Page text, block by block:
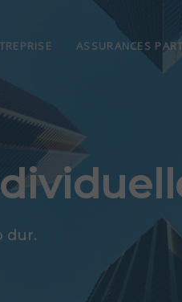
ASSURANCES
dur.